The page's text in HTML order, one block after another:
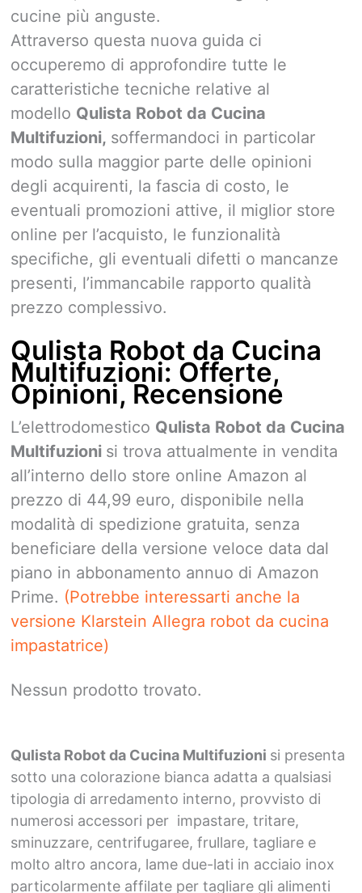
cucine più anguste.
Attraverso questa nuova guida ci
occuperemo di approfondire tutte le
caratteristiche tecniche relative al
modello Qulista Robot da Cucina
Multifuzioni, soffermandoci in particolar
modo sulla maggior parte delle opinioni
degli acquirenti, la fascia di costo, le
eventuali promozioni attive, il miglior store
online per l’acquisto, le funzionalità
specifiche, gli eventuali difetti o mancanze
presenti, l’immancabile rapporto qualità
prezzo complessivo.
Qulista Robot da Cucina
Multifuzioni: Offerte,
Opinioni, Recensione
L’elettrodomestico Qulista Robot da Cucina
Multifuzioni si trova attualmente in vendita
all’interno dello store online Amazon al
prezzo di 44,99 euro, disponibile nella
modalità di spedizione gratuita, senza
beneficiare della versione veloce data dal
piano in abbonamento annuo di Amazon
Prime. (Potrebbe interessarti anche la
versione Klarstein Allegra robot da cucina
impastatrice)
Nessun prodotto trovato.
Qulista Robot da Cucina Multifuzioni si presenta
sotto una colorazione bianca adatta a qualsiasi
tipologia di arredamento interno, provvisto di
numerosi accessori per impastare, tritare,
sminuzzare, centrifugaree, frullare, tagliare e
molto altro ancora, lame due-lati in acciaio inox
particolarmente affilate per tagliare gli alimenti